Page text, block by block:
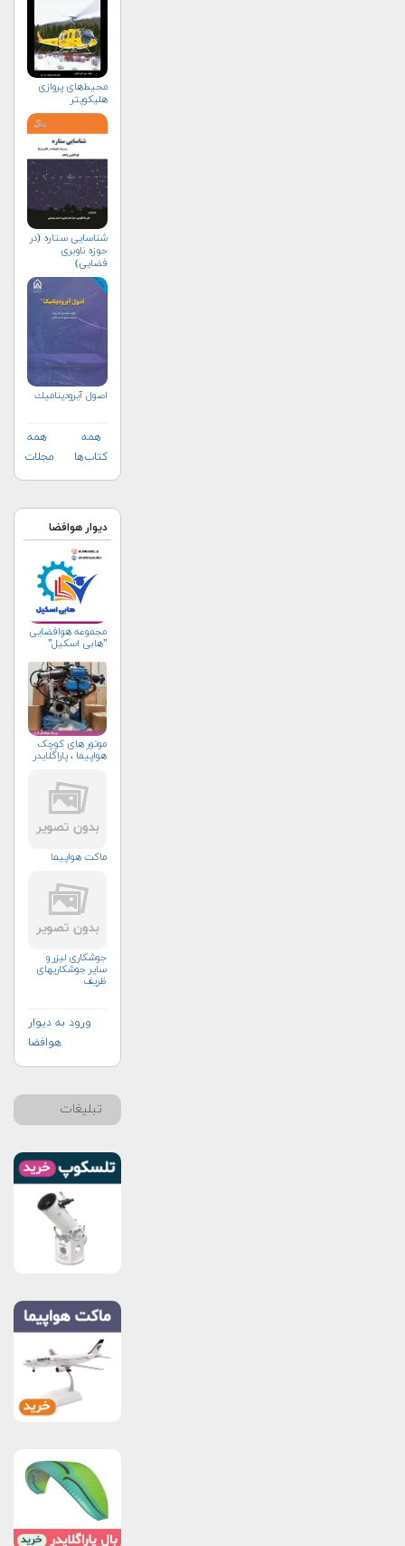
محیط‌های پروازی
هلیكوپتر
شناسایی ستاره (در
حوزه ناوبری
فضایی)
اصول آيروديناميك
همه
کتاب‌ها
همه
مجلات
دیوار هوافضا
مجموعه هوافضایی
"هابی اسکیل"
موتور های کوچک
هواپیما ، پاراگلایدر
ماکت هواپیما
جوشکاری لیزر و
سایر جوشکاریهای
ظریف
ورود به دیوار
هوافضا
تبلیغات